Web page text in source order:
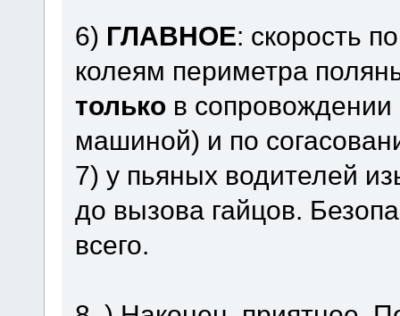
6) ГЛАВНОЕ: скорость
колеям периметра
тольков сопровождении
машиной) и по
7) у пьяных водителей
до вызова гайцов.
всего.